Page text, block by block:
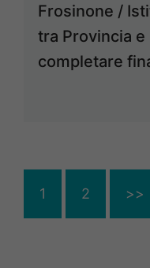
Frosinone /
tra Provincia
completare
1 2 >>